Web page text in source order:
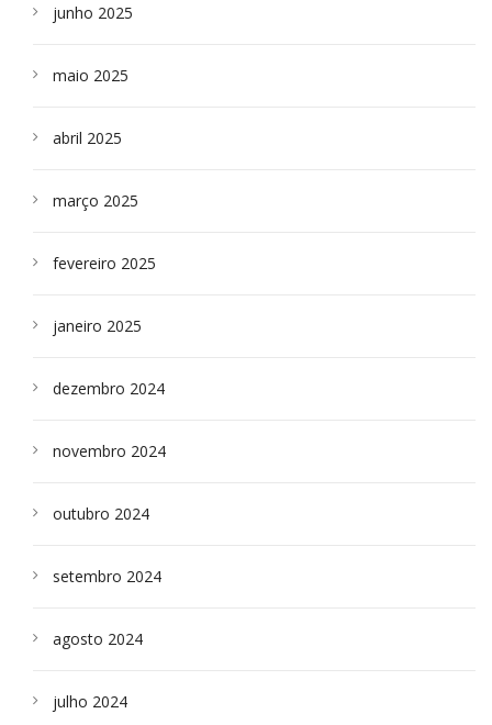
junho 2025
maio 2025
abril 2025
março 2025
fevereiro 2025
janeiro 2025
dezembro 2024
novembro 2024
outubro 2024
setembro 2024
agosto 2024
julho 2024